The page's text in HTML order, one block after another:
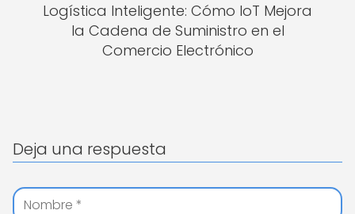
Logística Inteligente: Cómo IoT Mejora
la Cadena de Suministro en el
Comercio Electrónico
Deja una respuesta